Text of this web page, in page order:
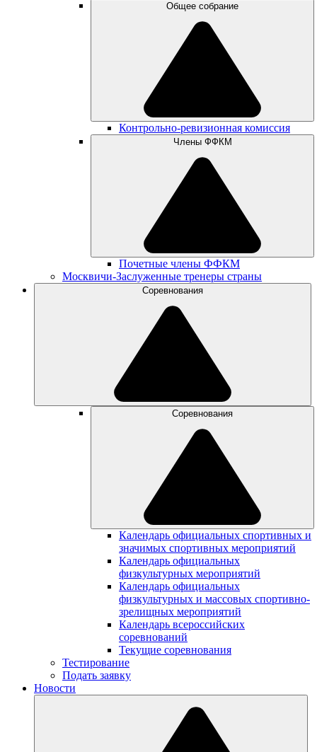
Общее собрание
Контрольно-ревизионная комиссия
Члены ФФКМ
Почетные члены ФФКМ
Москвичи-Заслуженные тренеры страны
Соревнования
Соревнования
Календарь официальных спортивных и
значимых спортивных мероприятий
Календарь официальных
физкультурных мероприятий
Календарь официальных
физкультурных и массовых спортивно-
зрелищных мероприятий
Календарь всероссийских
соревнований
Текущие соревнования
Тестирование
Подать заявку
Новости